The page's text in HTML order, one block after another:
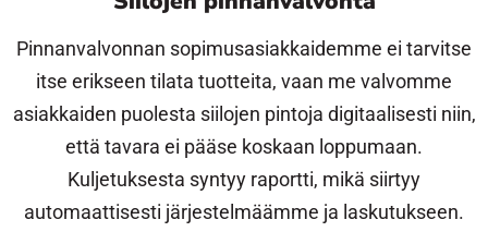
Pinnanvalvonnan sopimusasiakkaidemme ei tarvitse
itse erikseen tilata tuotteita, vaan me valvomme
asiakkaiden puolesta siilojen pintoja digitaalisesti niin,
että tavara ei pääse koskaan loppumaan.
Kuljetuksesta syntyy raportti, mikä siirtyy
automaattisesti järjestelmäämme ja laskutukseen.